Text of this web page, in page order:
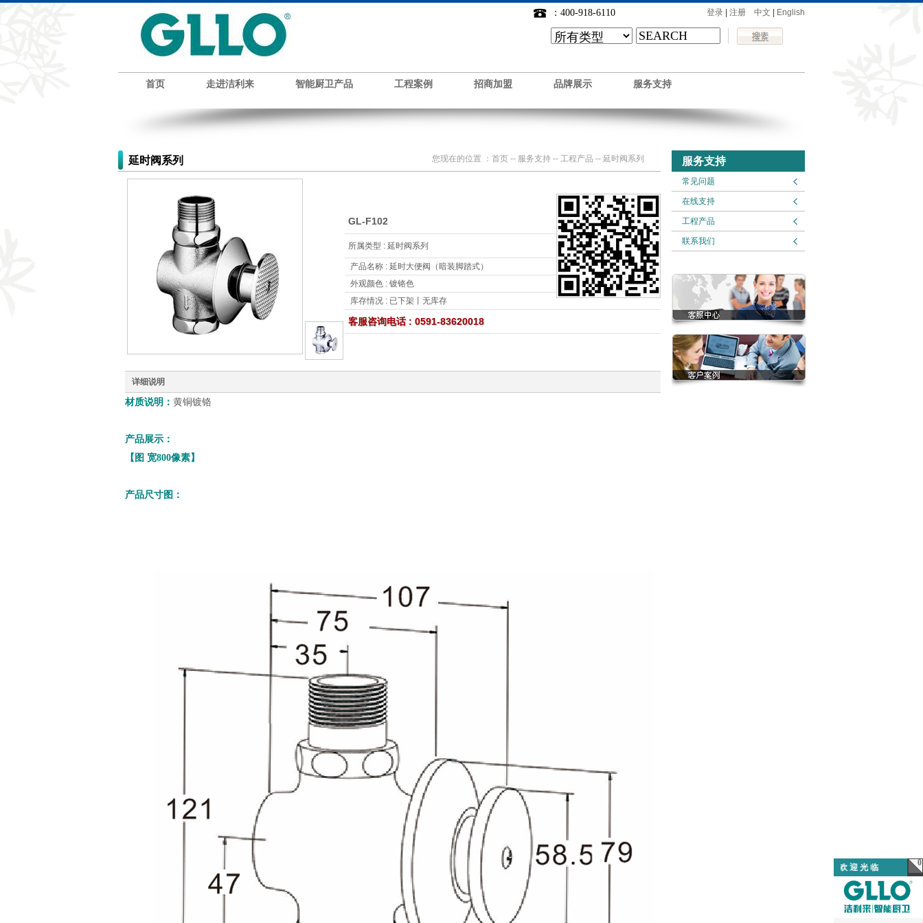
：400-918-6110 登录 注册 中文 English
首页 走进洁利来 智能厨卫产品 工程案例 招商加盟 品牌展示 服务支持
服务支持
常见问题
在线支持
工程产品
联系我们
延时阀系列 您现在的位置 ： 首页 -- 服务支持 -- 工程产品 -- 延时阀系列
GL-F102
所属类型 : 延时阀系列
产品名称 : 延时大便阀（暗装脚踏式）
外观颜色 : 镀铬色
库存情况 : 已下架丨无库存
客服咨询电话 : 0591-83620018
详细说明
材质说明： 黄铜镀铬
产品展示：
【图 宽800像素】
产品尺寸图：
0
欢 迎 光 临